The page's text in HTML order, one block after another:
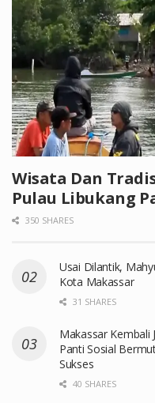
Wisata Dan
Pulau Libukang
350 SHARES
Usai Dilantik,
Kota Makassar
31 SHARES
Makassar Kembali
Panti Sosial
Sukses
40 SHARES